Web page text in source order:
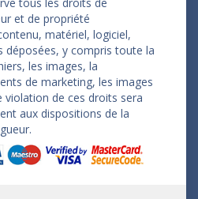
et de propriété
matériel, logiciel,
déposées, y compris toute la
les images, la
de marketing, les images
de ces droits sera
aux dispositions de la